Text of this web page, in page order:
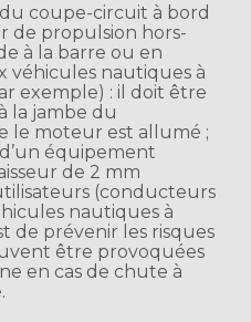
coupe-circuit à bord
de propulsion hors-
à la barre ou en
véhicules nautiques à
exemple) : il doit être
la jambe du
le moteur est allumé ;
équipement
de 2 mm
(conducteurs
nautiques à
de prévenir les risques
être provoquées
en cas de chute à